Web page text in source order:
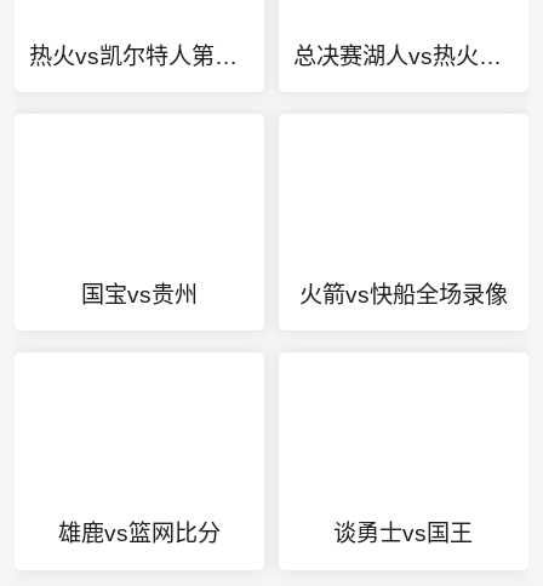
热火vs凯尔特人第四战 总决赛湖人vs热火G4比分
国宝vs贵州 火箭vs快船全场录像
雄鹿vs篮网比分 谈勇士vs国王